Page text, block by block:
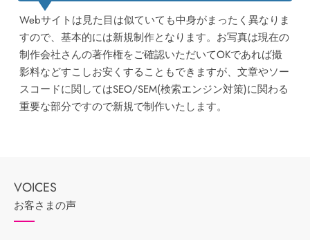
Webサイトは見た目は似ていても中身がまったく異なりま
すので、基本的には新規制作となります。お写真は現在の
制作会社さんの著作権をご確認いただいてOKであれば撮
影料などすこしお安くすることもできますが、文章やソー
スコードに関してはSEO/SEM(検索エンジン対策)に関わる
重要な部分ですので新規で制作いたします。
お客さまの声